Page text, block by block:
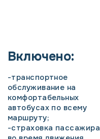
Включено:
-транспортное
обслуживание на
комфортабельных
автобусах по всему
маршруту;
-страховка пассажира